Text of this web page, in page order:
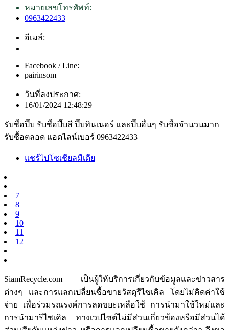
หมายเลขโทรศัพท์:
0963422433
อีเมล์:
Facebook / Line:
pairinsom
วันที่ลงประกาศ:
16/01/2024 12:48:29
รับซื้อปี๊บ รับซื้อปี๊บสี ปี๊บทินเนอร์ และปี๊บอื่นๆ รับซื้อจำนวนมาก
รับซื้อตลอด แอดไลน์เบอร์ 0963422433
แชร์ไปโซเชียลมีเดีย
7
8
9
10
11
12
SiamRecycle.com เป็นผู้ให้บริการเกี่ยวกับข้อมูลและข่าวสาร
ต่างๆ และการแลกเปลี่ยนซื้อขายวัสดุรีไซเคิล โดยไม่คิดค่าใช้
จ่าย เพื่อร่วมรณรงค์การลดขยะเหลือใช้ การนำมาใช้ใหม่และ
การนำมารีไซเคิล ทางเวปไซต์ไม่มีส่วนเกี่ยวข้องหรือมีส่วนได้